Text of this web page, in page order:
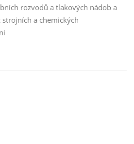
rozvodů a tlakových nádob a
a chemických